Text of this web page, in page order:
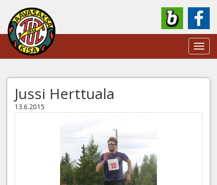
Jussi Herttuala
13.6.2015